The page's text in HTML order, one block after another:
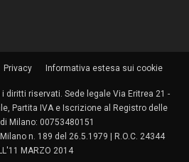
Privacy Informativa estesa sui cookie
diritti riservati. Sede legale Via Eritrea 21 -
Partita IVA e Iscrizione al Registro delle
Milano: 00753480151
n. 189 del 26.5.1979 | R.O.C. 24344
MARZO 2014